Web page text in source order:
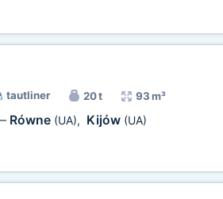
tautliner 20 t 93 m³
Równe (UA), Kijów (UA)